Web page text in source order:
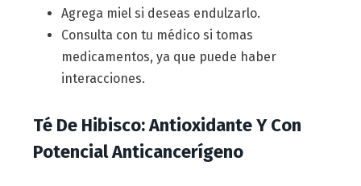
Agrega miel si deseas endulzarlo.
Consulta con tu médico si tomas
medicamentos, ya que puede haber
interacciones.
Té De Hibisco: Antioxidante Y Con
Potencial Anticancerígeno